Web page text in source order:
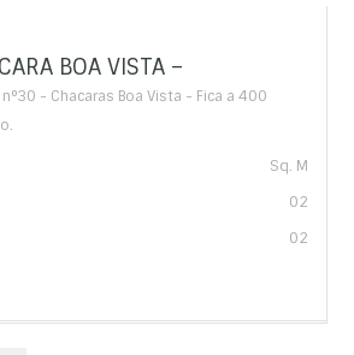
BOA VISTA –
- Chacaras Boa Vista - Fica a 400
Sq. M
02
02